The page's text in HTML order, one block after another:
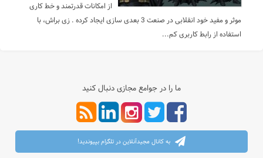
از امکانات قدرتمند و خط کاری
موثر و مفید خود انقلابی در صنعت 3 بعدی سازی ایجاد کرده . زی براش، با
استفاده از رابط کاربری کم...
ما را در جوامع مجازی دنبال کنید
به کانال مجیدآنلاین در تلگرام بپیوندید!